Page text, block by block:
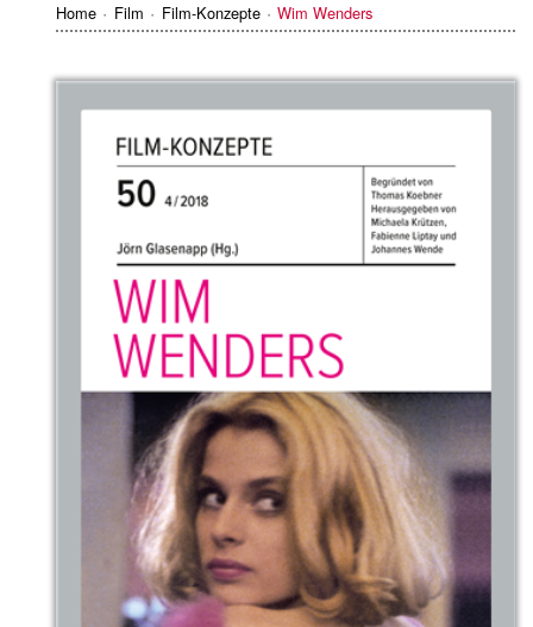
Home Film Film-Konzepte Wim Wenders